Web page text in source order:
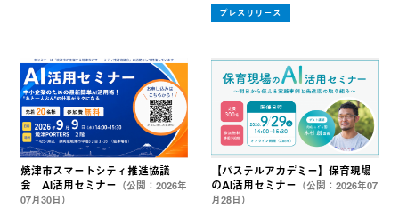
プレスリリース
焼津市スマートシティ推進協議
会 AI活用セミナー （公開：2026年
07月30日）
【パステルアカデミー】保育現場
のAI活用セミナー （公開：2026年07
月28日）